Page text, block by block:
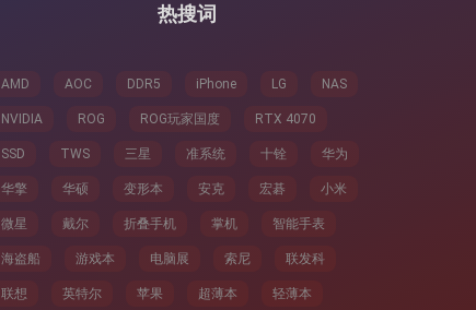
热搜词
AMD AOC DDR5 iPhone LG NAS
NVIDIA ROG ROG玩家国度 RTX 4070
SSD TWS 三星 准系统 十铨 华为
华擎 华硕 变形本 安克 宏碁 小米
微星 戴尔 折叠手机 掌机 智能手表
海盗船 游戏本 电脑展 索尼 联发科
联想 英特尔 苹果 超薄本 轻薄本